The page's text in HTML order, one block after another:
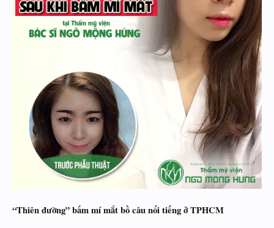
“Thiên đường” bấm mí mắt bồ câu nổi tiếng ở TPHCM